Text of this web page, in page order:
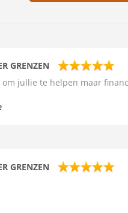
GRENZEN
om jullie te helpen maar
GRENZEN